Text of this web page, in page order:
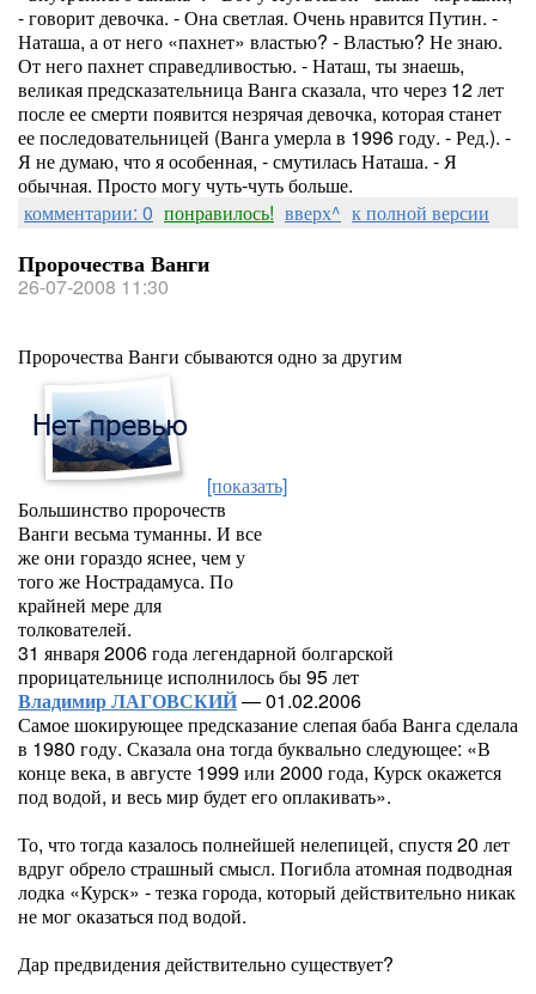
- говорит девочка. - Она светлая. Очень нравится Путин. -
Наташа, а от него «пахнет» властью? - Властью? Не знаю.
От него пахнет справедливостью. - Наташ, ты знаешь,
великая предсказательница Ванга сказала, что через 12 лет
после ее смерти появится незрячая девочка, которая станет
ее последовательницей (Ванга умерла в 1996 году. - Ред.). -
Я не думаю, что я особенная, - смутилась Наташа. - Я
обычная. Просто могу чуть-чуть больше.
комментарии: 0 понравилось! вверх^ к полной версии
Пророчества Ванги
26-07-2008 11:30
Пророчества Ванги сбываются одно за другим
[показать]
Большинство пророчеств
Ванги весьма туманны. И все
же они гораздо яснее, чем у
того же Нострадамуса. По
крайней мере для
толкователей.
31 января 2006 года легендарной болгарской
прорицательнице исполнилось бы 95 лет
Владимир ЛАГОВСКИЙ— 01.02.2006
Самое шокирующее предсказание слепая баба Ванга сделала
в 1980 году. Сказала она тогда буквально следующее: «В
конце века, в августе 1999 или 2000 года, Курск окажется
под водой, и весь мир будет его оплакивать».
То, что тогда казалось полнейшей нелепицей, спустя 20 лет
вдруг обрело страшный смысл. Погибла атомная подводная
лодка «Курск» - тезка города, который действительно никак
не мог оказаться под водой.
Дар предвидения действительно существует?